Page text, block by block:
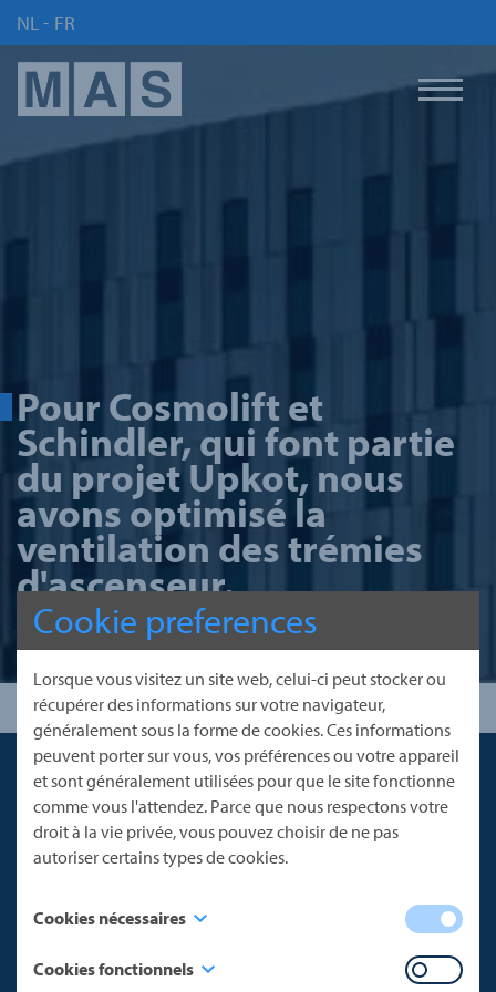
NL - FR
Pour Cosmolift et
Schindler, qui font partie
du projet Upkot, nous
avons optimisé la
ventilation des trémies
d'ascenseur.
l'installation de systèmes de
cages d'ascenseur et de gaines
Cookie preferences
Lorsque vous visitez un site web, celui-ci peut stocker ou
récupérer des informations sur votre navigateur,
généralement sous la forme de cookies. Ces informations
peuvent porter sur vous, vos préférences ou votre appareil
et sont généralement utilisées pour que le site fonctionne
comme vous l'attendez. Parce que nous respectons votre
droit à la vie privée, vous pouvez choisir de ne pas
autoriser certains types de cookies.
Cookies nécessaires
Ces cookies sont nécessaires au fonctionnement du site
web et ne peuvent être désactivés dans nos systèmes. Vous
Cookies fonctionnels